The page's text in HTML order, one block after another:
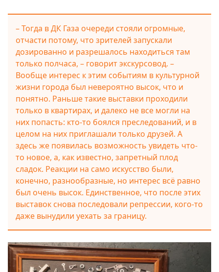
– Тогда в ДК Газа очереди стояли огромные,
отчасти потому, что зрителей запускали
дозированно и разрешалось находиться там
только полчаса, – говорит экскурсовод. –
Вообще интерес к этим событиям в культурной
жизни города был невероятно высок, что и
понятно. Раньше такие выставки проходили
только в квартирах, и далеко не все могли на
них попасть: кто-то боялся преследований, и в
целом на них приглашали только друзей. А
здесь же появилась возможность увидеть что-
то новое, а, как известно, запретный плод
сладок. Реакции на само искусство были,
конечно, разнообразные, но интерес всё равно
был очень высок. Единственное, что после этих
выставок снова последовали репрессии, кого-то
даже вынудили уехать за границу.